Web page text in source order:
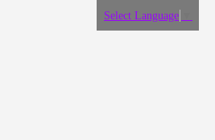
Select Language